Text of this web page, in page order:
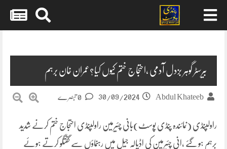
بیرسٹر گوہر بزدل آدمی ،احتجاج ختم کیوں کیا؟عمران خان برہم
Abdul Khateeb
30/09/2024
راولپنڈی (نمائندہ پنڈی پوسٹ)بانی چئیرمین راولپنڈی احتجاج ختم کرنے شدید
برہم ہو گئے ،انی چئیرمین کی اڈیالہ جیل میں رہنماؤں سے گفتگو کرتے ہوئے